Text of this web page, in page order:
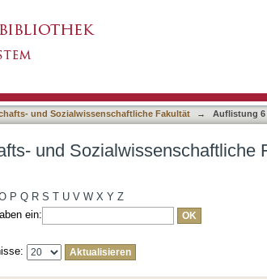
und Sozialwissenschaftliche Fakultät →
Auflistung 6
und Sozialwissenschaftliche
P Q R S T U V W X Y Z
ein: